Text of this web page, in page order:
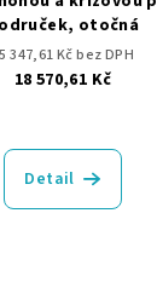
otočná
347,61 Kč bez DPH
18 570,61 Kč
Detail